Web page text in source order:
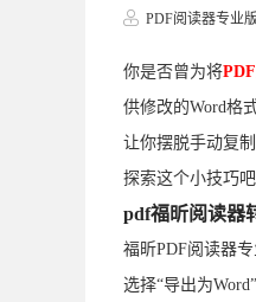
PDF阅读器专业版
你是否曾为将
供修改的Word格
让你摆脱手动复
探索这个小技巧吧
pdf福昕阅读器
福昕PDF阅读器
选择“导出为